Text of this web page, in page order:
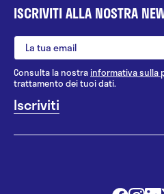
ISCRIVITI ALLA NOSTRA
Consulta la nostrainformativa sulla
trattamento dei tuoi dati.